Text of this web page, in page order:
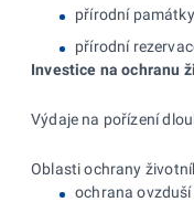
přírodní
přírodní
Investice na ochranu
Výdaje na pořízení
Oblasti ochrany
ochrana